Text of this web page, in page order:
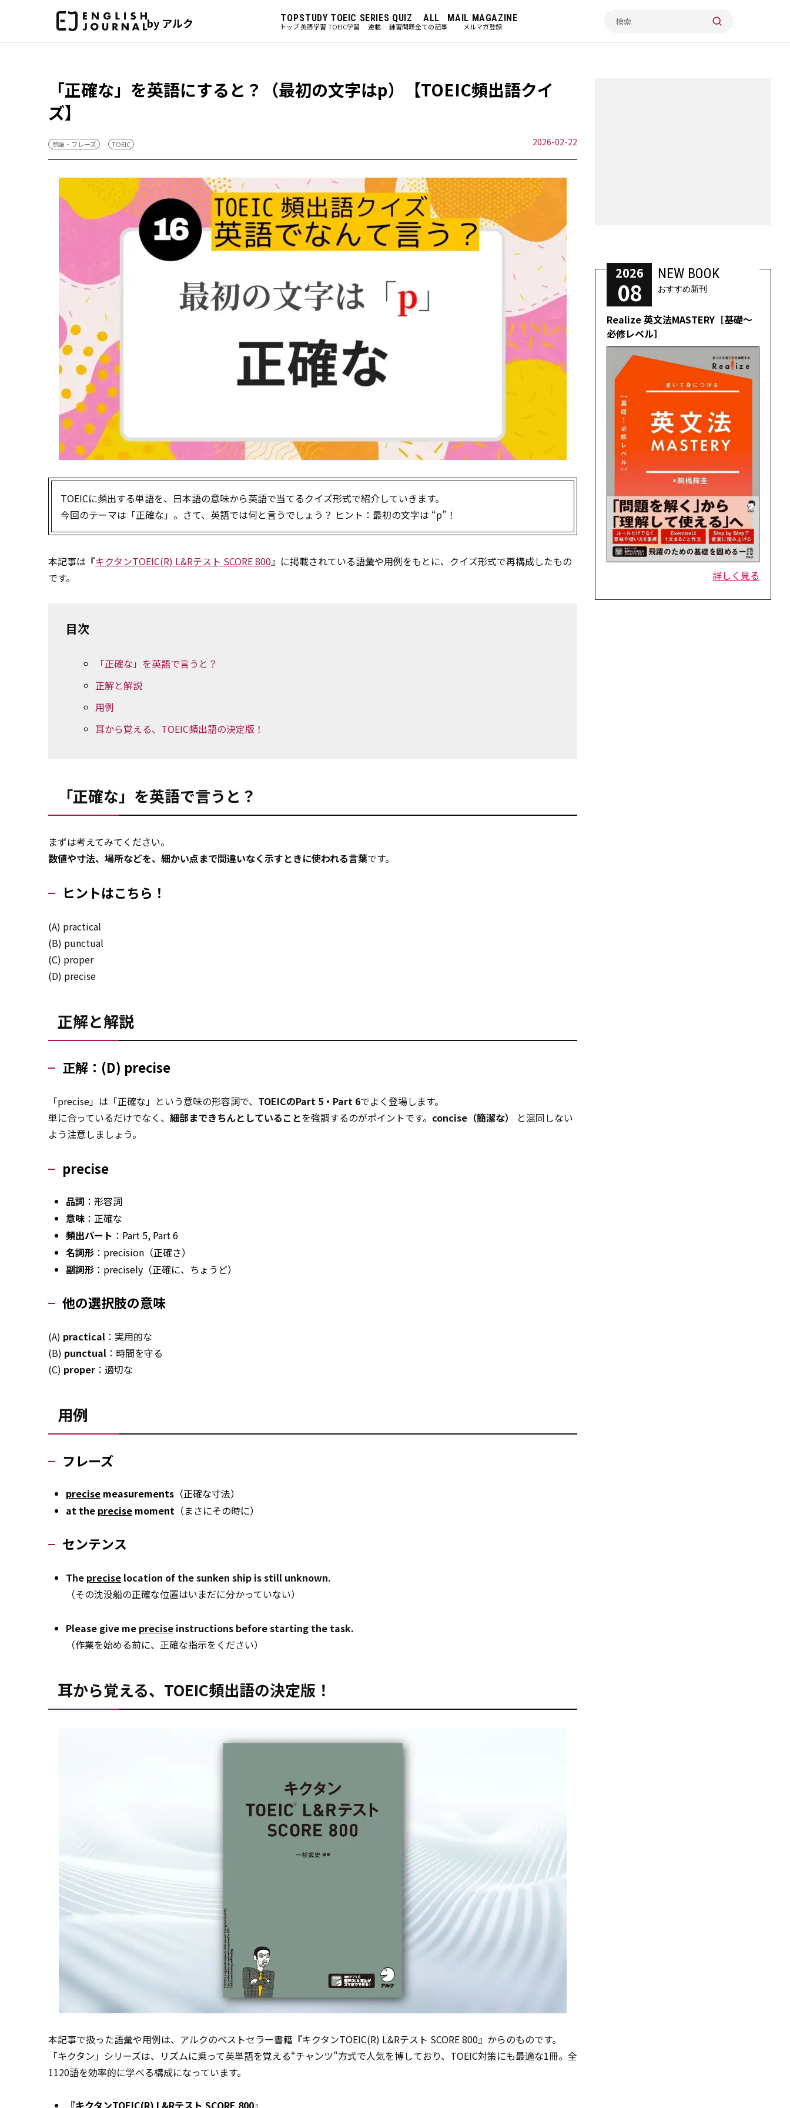
by アルク TOP
トップ
STUDY
英語学習
TOEIC
TOEIC学習
SERIES
連載
QUIZ
練習問題
ALL
全ての記事
MAIL MAGAZINE
メルマガ登録
「正確な」を英語にすると？（最初の文字はp）【TOEIC頻出語クイ
ズ】
単語・フレーズ TOEIC 2026-02-22
TOEICに頻出する単語を、日本語の意味から英語で当てるクイズ形式で紹介していきます。
今回のテーマは「正確な」。さて、英語では何と言うでしょう？ ヒント：最初の文字は “p”！
本記事は『キクタンTOEIC(R) L&Rテスト SCORE 800』に掲載されている語彙や用例をもとに、クイズ形式で再構成したもの
です。
目次
「正確な」を英語で言うと？
正解と解説
用例
耳から覚える、TOEIC頻出語の決定版！
「正確な」を英語で言うと？
まずは考えてみてください。
数値や寸法、場所などを、細かい点まで間違いなく示すときに使われる言葉です。
ヒントはこちら！
(A) practical
(B) punctual
(C) proper
(D) precise
正解と解説
正解：(D) precise
「precise」は「正確な」という意味の形容詞で、 TOEICのPart 5・Part 6でよく登場します。
単に合っているだけでなく、 細部まできちんとしていることを強調するのがポイントです。 concise（簡潔な）
と混同しない
よう注意しましょう。
precise
品詞 ：形容詞
意味 ：正確な
頻出パート ：Part 5, Part 6
名詞形 ：precision（正確さ）
副詞形 ：precisely（正確に、ちょうど）
他の選択肢の意味
(A) practical ：実用的な
(B) punctual ：時間を守る
(C) proper ：適切な
用例
フレーズ
precise measurements （正確な寸法）
at the precise moment （まさにその時に）
センテンス
The precise location of the sunken ship is still unknown.
（その沈没船の正確な位置はいまだに分かっていない）
Please give me precise instructions before starting the task.
（作業を始める前に、正確な指示をください）
耳から覚える、TOEIC頻出語の決定版！
本記事で扱った語彙や用例は、アルクのベストセラー書籍『キクタンTOEIC(R) L&Rテスト SCORE 800』からのものです。
「キクタン」シリーズは、リズムに乗って英単語を覚える“チャンツ”方式で人気を博しており、TOEIC対策にも最適な1冊。全
1120語を効率的に学べる構成になっています。
『キクタンTOEIC(R) L&Rテスト SCORE 800』
2026
08
NEW BOOK
おすすめ新刊
Realize 英文法MASTERY［基礎～
必修レベル］
詳しく見る